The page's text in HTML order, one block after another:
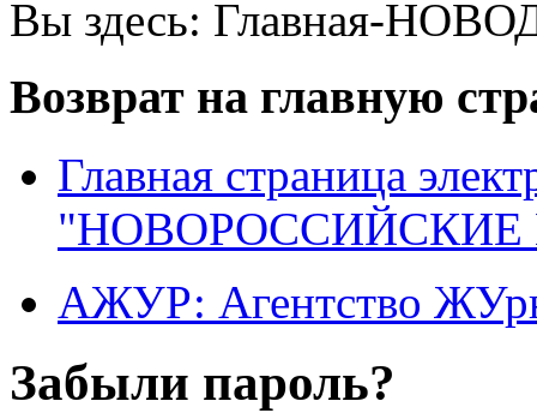
Вы здесь: Главная-
Возврат на главную
Главная страница
"НОВОРОССИЙСКИЕ
АЖУР: Агентство
Забыли пароль?